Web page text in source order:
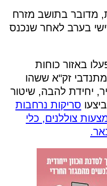
מדובר בתושב מזרח
בערב לאחר שנכנס
באזור כוחות
זק"א ששהו
יחידת להבה, שיטור
סריקות נרחבות
צוללנים, כלי